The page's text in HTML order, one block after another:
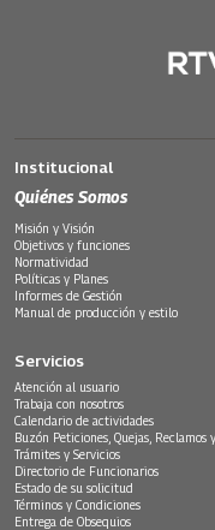
Institucional
Quiénes Somos
Misión y Visión
Objetivos y funciones
Normatividad
Políticas y Planes
Informes de Gestión
Manual de producción y estilo
Servicios
Atención al usuario
Trabaja con nosotros
Calendario de actividades
Buzón Peticiones, Quejas, Reclamos
Trámites y Servicios
Directorio de Funcionarios
Estado de su solicitud
Términos y Condiciones
Entrega de Obsequios